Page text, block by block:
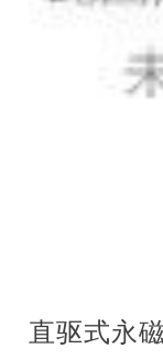
直驱式永